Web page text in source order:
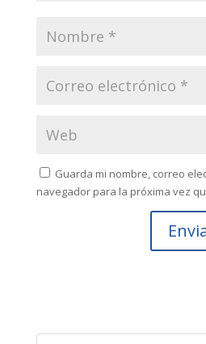
Guarda mi nombre, correo
navegador para la próxima vez